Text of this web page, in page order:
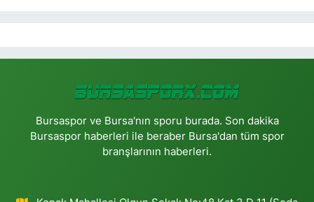
Bursaspor ve Bursa'nın sporu burada. Son dakika
Bursaspor haberleri ile beraber Bursa'dan tüm spor
branşlarının haberleri.